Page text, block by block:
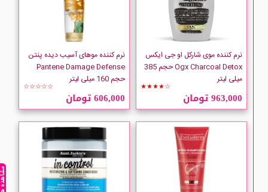
IT
JUTE
KEARR
KEUNE
LOREAL
Mane Choice
نرم کننده موی شارکل او جی ایکس
Ogx Charcoal Detox حجم 385
میلی لیتر
★★★★☆
963,000 تومان
نرم کننده موهای آسیب دیده پنتن
Pantene Damage Defense
حجم 160 میلی لیتر
☆☆☆☆☆
606,000 تومان